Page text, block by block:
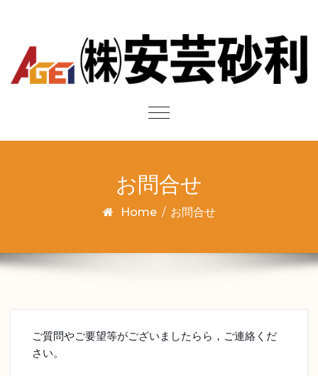
Toggle
お問合せ
Home / お問合せ
ご質問やご要望等がございましたらら，ご連絡くだ
さい。